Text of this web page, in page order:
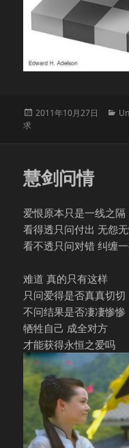
发
2011年10月27日
分
求
慧剑问情
爱恨原本只是一线之隔
看得透只问付出 无怨
看不透只问对错 纠缠
难道 真的只有这样
只问爱得是否真真切切
不问结果是否凄凄惨惨
牺牲自己 成全对方
才能获得永恒之爱吗